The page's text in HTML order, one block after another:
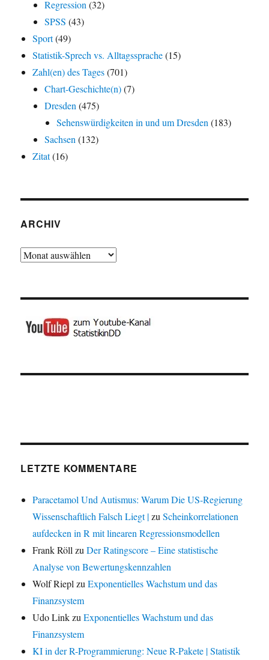
Regression (32)
SPSS (43)
Sport(49)
Statistik-Sprech vs. Alltagssprache(15)
Zahl(en) des Tages(701)
Chart-Geschichte(n)(7)
Dresden (475)
Sehenswürdigkeiten in und um Dresden (183)
Sachsen (132)
Zitat(16)
ARCHIV
Archiv
LETZTE KOMMENTARE
Paracetamol Und Autismus: Warum Die US-Regierung
Wissenschaftlich Falsch Liegt |zuScheinkorrelationen
aufdecken in R mit linearen Regressionsmodellen
Frank Röll zuDer Ratingscore – Eine statistische
Analyse von Bewertungskennzahlen
Wolf Riepl zuExponentielles Wachstum und das
Finanzsystem
Udo LinkzuExponentielles Wachstum und das
Finanzsystem
KI in der R-Programmierung: Neue R-Pakete | Statistik